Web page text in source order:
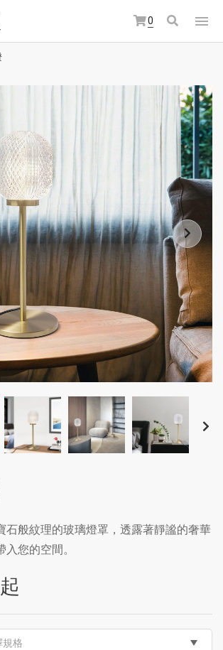
0
石般紋理的玻璃燈罩，透露著靜謐的奢華
您的空間。
起
規格